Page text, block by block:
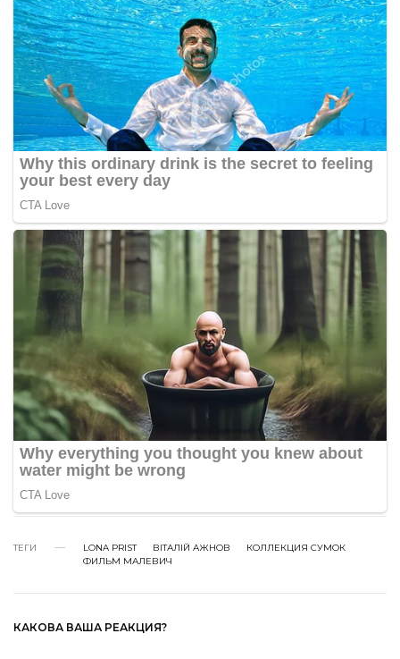
ТЕГИ LONA PRIST ВІТАЛІЙ АЖНОВ
КОЛЛЕКЦИЯ СУМОК
ФИЛЬМ МАЛЕВИЧ
КАКОВА ВАША РЕАКЦИЯ?